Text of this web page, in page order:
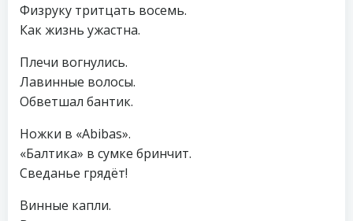
Физруку тритцать восемь.
Как жизнь ужастна.
Плечи вогнулись.
Лавинные волосы.
Обветшал бантик.
Ножки в «Abibas».
«Балтика» в сумке бринчит.
Сведанье грядёт!
Винные капли.